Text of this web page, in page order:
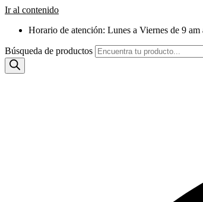
Ir al contenido
Horario de atención: Lunes a Viernes de 9 am
Búsqueda de productos